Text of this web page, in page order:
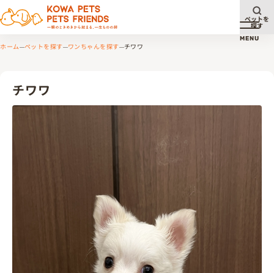
メニ
MENU
ペットを
探す
ホーム ペットを探す ワンちゃんを探す チワワ
チワワ